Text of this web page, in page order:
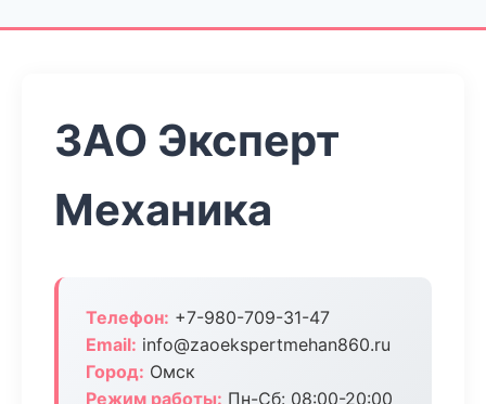
ЗАО Эксперт
Механика
Телефон: +7-980-709-31-47
Email: info@zaoekspertmehan860.ru
Город: Омск
Режим работы: Пн-Сб: 08:00-20:00